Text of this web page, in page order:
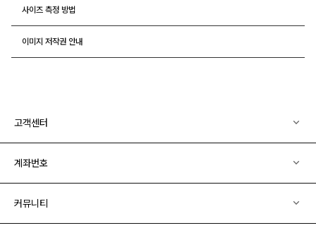
사이즈 측정 방법
이미지 저작권 안내
고객센터
계좌번호
커뮤니티